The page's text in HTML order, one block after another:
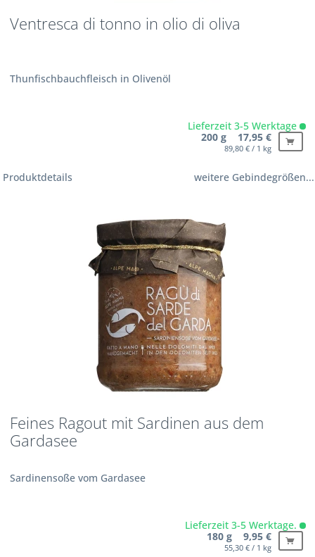
Ventresca di tonno in olio di oliva
Thunfischbauchfleisch in Olivenöl
Lieferzeit 3-5 Werktage
200 g 17,95 €
89,80 € / 1 kg
Produktdetails weitere Gebindegrößen...
Feines Ragout mit Sardinen aus dem
Gardasee
Sardinensoße vom Gardasee
Lieferzeit 3-5 Werktage.
180 g 9,95 €
55,30 € / 1 kg